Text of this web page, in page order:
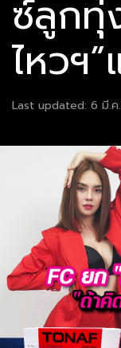
ซ์ลูกทุ่
ไหวฯ
Last updated: 6 มี.